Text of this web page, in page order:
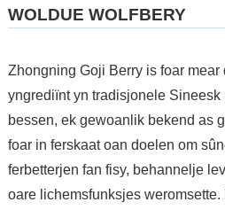
WOLDUE WOLFBERY
Zhongning Goji Berry is foar mear
yngrediïnt yn tradisjonele Sineesk
bessen, ek gewoanlik bekend as
foar in ferskaat oan doelen om
ferbetterjen fan fisy, behannelje
oare lichemsfunksjes weromsette.